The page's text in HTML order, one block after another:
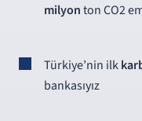
milyonton CO2
Türkiye’nin ilk
bankasıyız